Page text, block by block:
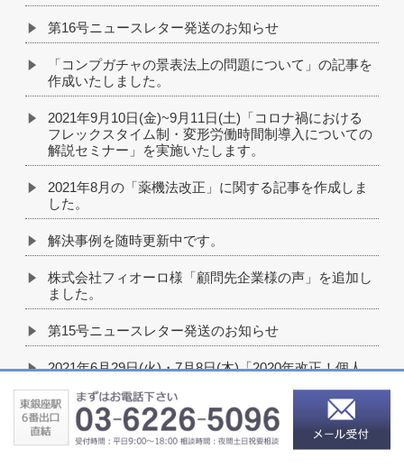
第16号ニュースレター発送のお知らせ
「コンプガチャの景表法上の問題について」の記事を
作成いたしました。
2021年9月10日(金)~9月11日(土)「コロナ禍における
フレックスタイム制・変形労働時間制導入についての
解説セミナー」を実施いたします。
2021年8月の「薬機法改正」に関する記事を作成しま
した。
解決事例を随時更新中です。
株式会社フィオーロ様「顧問先企業様の声」を追加し
ました。
第15号ニュースレター発送のお知らせ
2021年6月29日(火)・7月8日(木)「2020年改正！個人
します。
「テレワークの適切な導入及び実施の推進のためのガ
イドライン」についての記事を作成いたしました。